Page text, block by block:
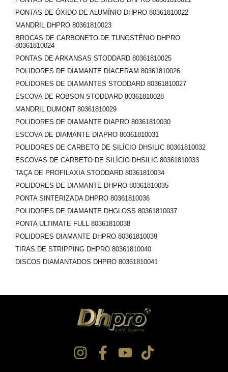
PONTAS DE ÓXIDO DE ALUMÍNIO DHPRO 80361810022
MANDRIL DHPRO 80361810023
BROCAS DE CARBONETO DE TUNGSTÊNIO DHPRO
80361810024
PONTAS DE ARKANSAS STODDARD 80361810025
POLIDORES DE DIAMANTE DIACERAM 80361810026
POLIDORES DE DIAMANTES STODDARD 80361810027
ESCOVA DE ROBSON STODDARD 80361810028
MANDRIL DUMONT 80361810029
POLIDORES DE DIAMANTE DIAPRO 80361810030
ESCOVA DE DIAMANTE DIAPRO 80361810031
POLIDORES DE CARBETO DE SILÍCIO DHSILIC 80361810032
ESCOVAS DE CARBETO DE SILÍCIO DHSILIC 80361810033
TAÇA DE PROFILAXIA STODDARD 80361810034
POLIDORES DE DIAMANTE DHPRO 80361810035
PONTA SINTERIZADA DHPRO 80361810036
POLIDORES DE DIAMANTE DHGLOSS 80361810037
PONTA ULTIMATE FULL 80361810038
POLIDORES DIAMANTE DHPRO 80361810039
TIRAS DE STRIPPING DHPRO 80361810040
DISCOS DIAMANTADOS DHPRO 80361810041